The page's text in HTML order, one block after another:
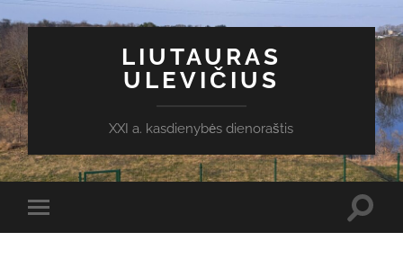
LIUTAURAS
ULEVIČIUS
XXI a. kasdienybės dienoraštis
Toggle
mobile